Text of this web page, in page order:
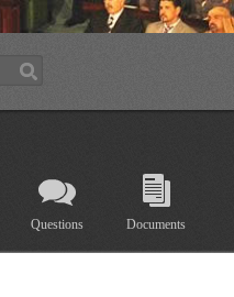
Questions Documents